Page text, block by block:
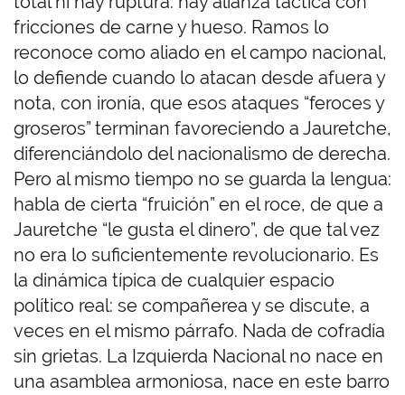
fricciones de carne y hueso. Ramos lo
reconoce como aliado en el campo nacional,
lo defiende cuando lo atacan desde afuera y
nota, con ironía, que esos ataques “feroces y
groseros” terminan favoreciendo a Jauretche,
diferenciándolo del nacionalismo de derecha.
Pero al mismo tiempo no se guarda la lengua:
habla de cierta “fruición” en el roce, de que a
Jauretche “le gusta el dinero”, de que tal vez
no era lo suficientemente revolucionario. Es
la dinámica típica de cualquier espacio
político real: se compañerea y se discute, a
veces en el mismo párrafo. Nada de cofradía
sin grietas. La Izquierda Nacional no nace en
una asamblea armoniosa, nace en este barro